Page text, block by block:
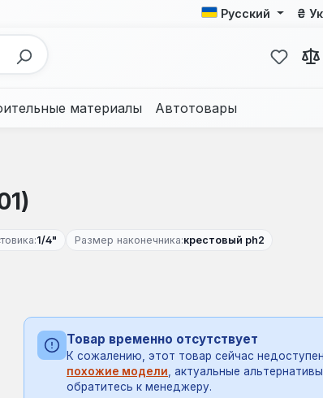
Русский ₴
У
материалы Автотовары
1/4" Размер наконечника:крестовый ph2
Товар временно отсутствует
К сожалению, этот товар сейчас
похожие модели , актуальные
обратитесь к менеджеру.